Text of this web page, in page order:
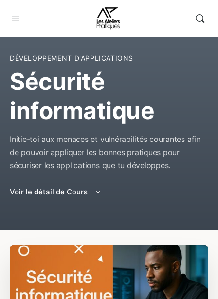
DÉVELOPPEMENT D'APPLICATIONS
Sécurité
informatique
Initie-toi aux menaces et vulnérabilités courantes afin
de pouvoir appliquer les bonnes pratiques pour
sécuriser les applications que tu développes.
Voir le détail de Cours